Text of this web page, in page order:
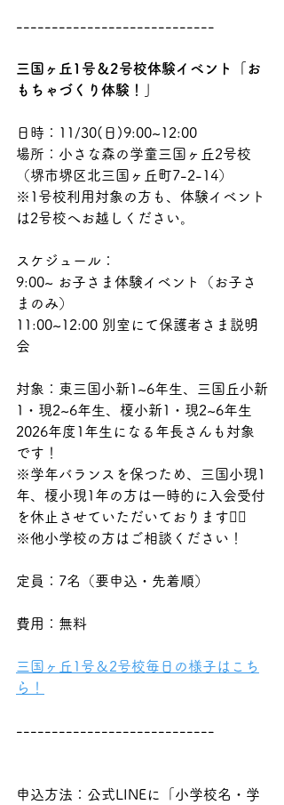
----------------------------
三国ヶ丘1号＆2号校体験イベント「お
もちゃづくり体験！」
日時：11/30(日)9:00~12:00
場所：小さな森の学童三国ヶ丘2号校
（堺市堺区北三国ヶ丘町7-2-14）
※1号校利用対象の方も、体験イベント
は2号校へお越しください。
スケジュール：
9:00~ お子さま体験イベント（お子さ
まのみ）
11:00~12:00 別室にて保護者さま説明
会
対象：東三国小新1~6年生、三国丘小新
1・現2~6年生、榎小新1・現2~6年生
2026年度1年生になる年長さんも対象
です！
※学年バランスを保つため、三国小現1
年、榎小現1年の方は一時的に入会受付
を休止させていただいております🙇‍♂️
※他小学校の方はご相談ください！
定員：7名（要申込・先着順）
費用：無料
三国ヶ丘1号＆2号校毎日の様子はこち
ら！
----------------------------
申込方法：公式LINEに「小学校名・学